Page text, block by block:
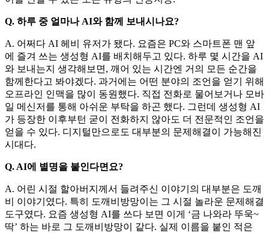
Q. 하루 중 얼마나 AI와 함께 보내시나요?
A. 어쩌다 AI 헤비 유저가 됐다. 요즘은 PC와 스마트폰 맨 앞
에 즐겨 쓰는 생성형 AI를 배치해두고 있다. 하루 몇 시간을 AI
와 보내는지 생각해보면, 깨어 있는 시간엔 거의 모든 순간을
함께한다고 봐야겠다. 과거에는 어떤 분야의 조언을 얻기 위해
오프라인 인맥을 많이 동원했다. 직접 전화로 물어보거나 모바
일 메신저를 통해 아쉬운 부탁을 하곤 했다. 그런데 생성형 AI
가 등장한 이후부턴 굳이 전화하지 않아도 더 전문적인 조언을
얻을 수 있다. 디지털만으로도 대부분의 문제해결이 가능해진
시대다.
Q. AI에 별명을 붙인다면요?
A. 어린 시절 할아버지께서 들려주신 이야기의 대부분은 도깨
비 이야기였다. 특히 도깨비방망이는 그 시절 놀라운 문제해결
도구였다. 요즘 생성형 AI를 쓰다 보면 이게 ‘금 나와라 뚜욱~
딱’ 하는 바로 그 도깨비방망이 같다. 실제 이름을 붙인 적은